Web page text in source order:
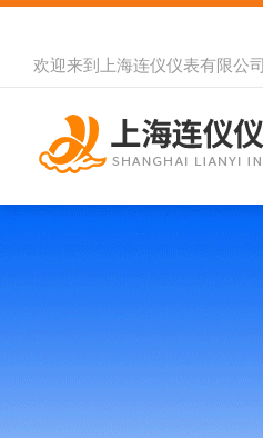
欢迎来到 上海连仪仪表有限公司